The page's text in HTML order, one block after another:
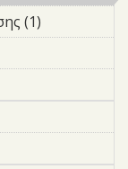
(1)
Τμήμα
Οδικής
filter